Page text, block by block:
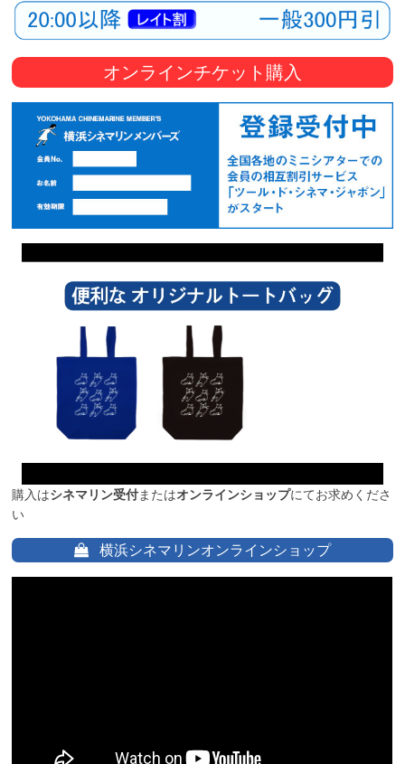
は
こ
の
街
で
オンラインチケット購入
購入はシネマリン受付またはオンラインショップにてお求めくださ
い
横浜シネマリンオンラインショップ